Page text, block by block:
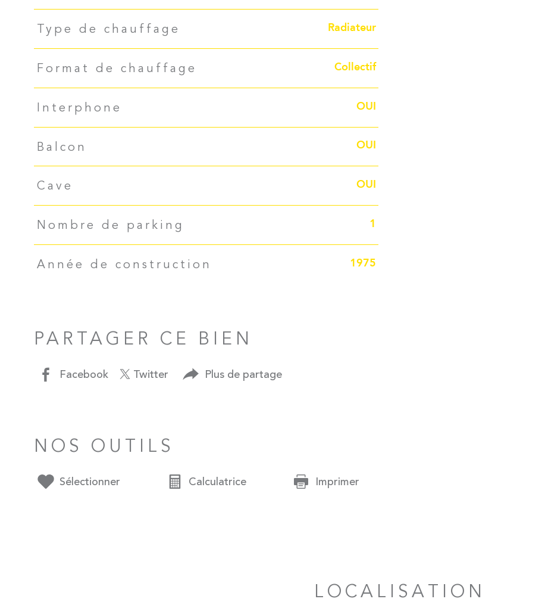
Type de chauffage Radiateur
Format de chauffage Collectif
Interphone OUI
Balcon OUI
Cave OUI
Nombre de parking 1
Année de construction 1975
PARTAGER CE BIEN
Facebook Twitter Plus de partage
NOS OUTILS
Sélectionner Calculatrice Imprimer
LOCALISATION